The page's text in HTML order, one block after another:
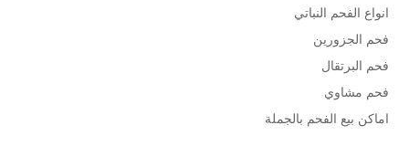
انواع الفحم النباتي
فحم الجزورين
فحم البرتقال
فحم مشاوي
اماكن بيع الفحم بالجملة